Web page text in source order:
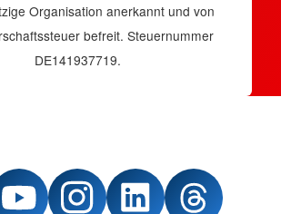
Organisation anerkannt und von
befreit. Steuernummer
DE141937719.